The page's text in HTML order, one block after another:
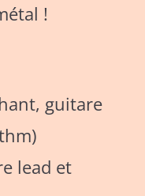
!
guitare
lead et